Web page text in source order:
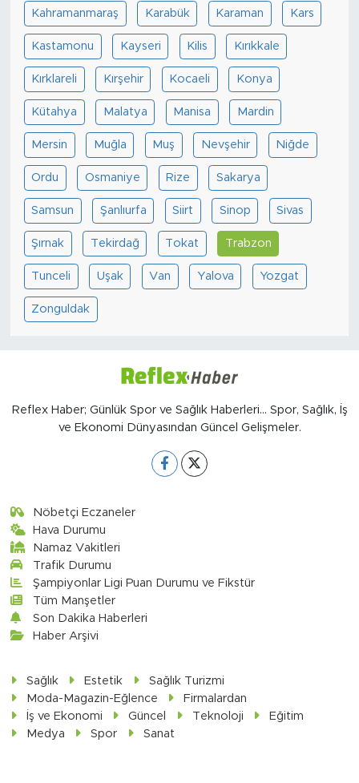
Kahramanmaraş Karabük Karaman Kars
Kastamonu Kayseri Kilis Kırıkkale
Kırklareli Kırşehir Kocaeli Konya
Kütahya Malatya Manisa Mardin
Mersin Muğla Muş Nevşehir Niğde
Ordu Osmaniye Rize Sakarya
Samsun Şanlıurfa Siirt Sinop Sivas
Şırnak Tekirdağ Tokat Trabzon
Tunceli Uşak Van Yalova Yozgat
Zonguldak
Reflex Haber; Günlük Spor ve Sağlık Haberleri... Spor, Sağlık, İş
ve Ekonomi Dünyasından Güncel Gelişmeler.
Nöbetçi Eczaneler
Hava Durumu
Namaz Vakitleri
Trafik Durumu
Şampiyonlar Ligi Puan Durumu ve Fikstür
Tüm Manşetler
Son Dakika Haberleri
Haber Arşivi
Sağlık Estetik
Sağlık Turizmi
Moda-Magazin-Eğlence
Firmalardan
İş ve Ekonomi
Güncel Teknoloji
Eğitim
Medya
Spor Sanat